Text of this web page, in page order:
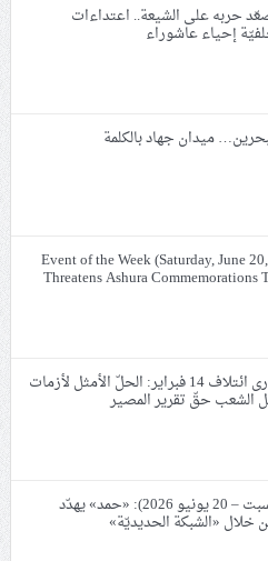
حربه على الشيعة.. اعتداءات
إحياء عاشوراء
ميدان جهاد بالكلمة
Event of the Week (Saturday, June
Threatens Ashura Commemorations
رئيس مجلس شورى ائتلاف 14 فبراير: الحلّ الأمثل لأزمات
الشعب حقّ تقرير المصير
حدث الأسبوع (السبت – 20 يونيو 2026): «حمد» يهدّد
خلال «الشبكة الحديديّة»